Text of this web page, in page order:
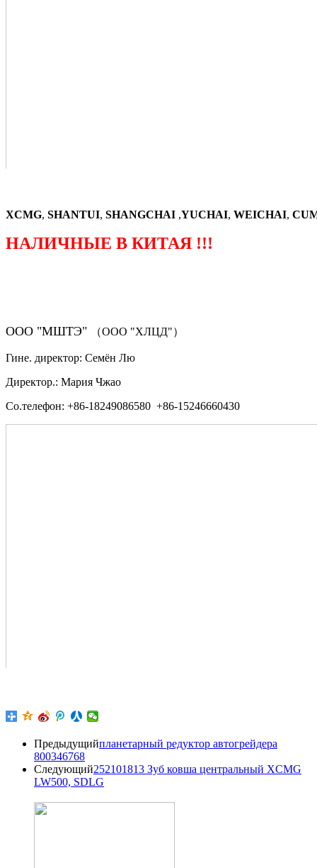
XCMG, SHANTUI, SHANGCHAI ,YUCHAI, WEICHAI,
НАЛИЧНЫЕ В КИТАЯ !!!
ООО "МШТЭ" （ООО "ХЛЦД"）
Гине. директор: Семён Лю
Директор.: Мария Чжао
Со.телефон: +86-18249086580 +86-15246660430
Предыдущийпланетарный редуктор автогрейдера
800346768
Следующий252101813 Зуб ковша центральный XCMG
LW500, SDLG